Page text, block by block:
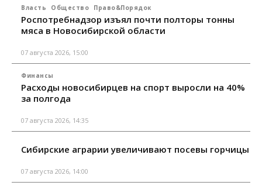
Власть Общество Право&Порядок
Роспотребнадзор изъял почти полторы тонны
мяса в Новосибирской области
07 августа 2026, 15:00
Финансы
Расходы новосибирцев на спорт выросли на 40%
за полгода
07 августа 2026, 14:35
Сибирские аграрии увеличивают посевы горчицы
07 августа 2026, 14:00